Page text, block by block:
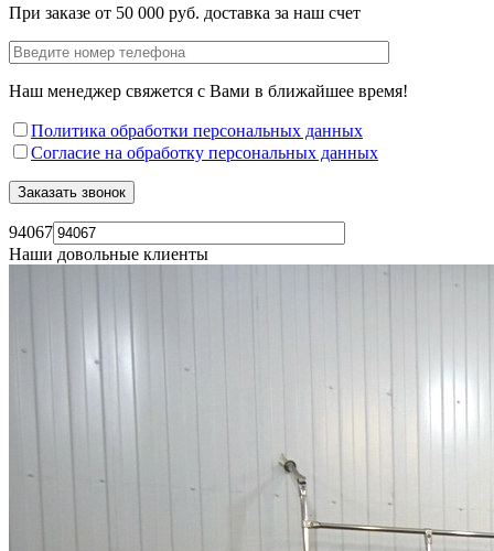
При заказе от 50 000 руб. доставка за наш счет
Наш менеджер свяжется с Вами в ближайшее время!
Политика обработки персональных данных
Согласие на обработку персональных данных
94067
Наши довольные клиенты